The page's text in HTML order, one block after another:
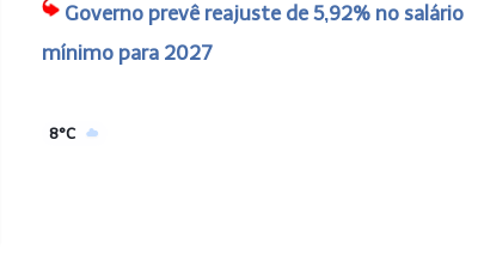
Governo prevê reajuste de 5,92% no salário
mínimo para 2027
8°C